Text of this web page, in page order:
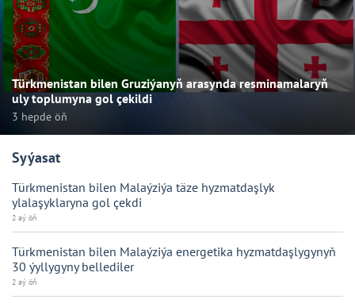
Türkmenistan bilen Gruziýanyň arasynda resminamalaryň
uly toplumyna gol çekildi
3 hepde öň
Syýasat
Türkmenistan bilen Malaýziýa täze hyzmatdaşlyk
ylalaşyklaryna gol çekdi
2 aý öň
Türkmenistan bilen Malaýziýa energetika hyzmatdaşlygynyň
30 ýyllygyny bellediler
2 aý öň